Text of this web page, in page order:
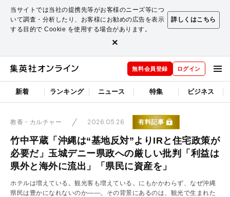
当サイトでは当社の提携先等がお客様のニーズ等につ
いて調査・分析したり、お客様にお勧めの広告を表示
する目的で Cookie を使用する場合があります。
詳しくはこちら
×
無料会員登録 ログイン
新着 ランキング ニュース 特集 ビジネス
教養・カルチャー 2026.05.26 有料記事
竹中平蔵「沖縄は“基地反対”よりIRと住宅政策が
必要だ」玉城デニー県政への厳しい批判「利益は
県外と海外に流出」「県民に資産を」
ホテルは増えている。観光客も増えている。にもかかわらず、なぜ沖縄
県民は豊かになれないのか――。その背景にあるのは、観光で生まれた